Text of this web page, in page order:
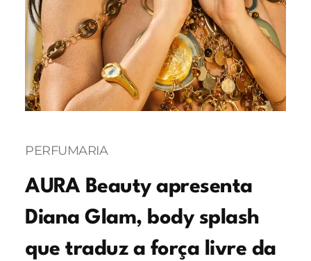
PERFUMARIA
AURA Beauty apresenta
Diana Glam, body splash
que traduz a força livre da